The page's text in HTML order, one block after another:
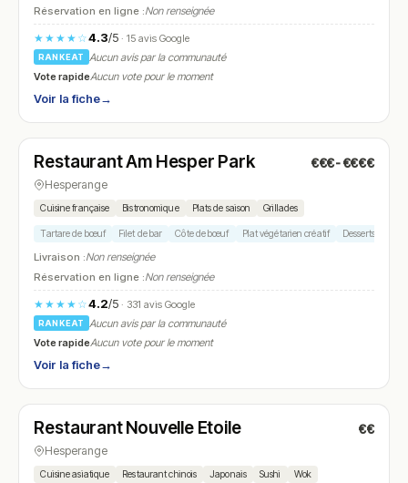
Réservation en ligne :Non renseignée
★★★★☆4.3/5· 15 avis Google
RANKEAT
Aucun avis par la communauté
Vote rapideAucun vote pour le moment
Voir la fiche→
N° 22
Restaurant Am Hesper Park €€€-€€€€
Hesperange
Cuisine française Bistronomique Plats de saison Grillades
Tartare de bœuf Filet de bar Côte de bœuf Plat végétarien créatif Desserts maison
Livraison :Non renseignée
Réservation en ligne :Non renseignée
★★★★☆4.2/5· 331 avis Google
RANKEAT
Aucun avis par la communauté
Vote rapideAucun vote pour le moment
Voir la fiche→
N° 23
Restaurant Nouvelle Etoile €€
Hesperange
Cuisine asiatique Restaurant chinois Japonais Sushi Wok